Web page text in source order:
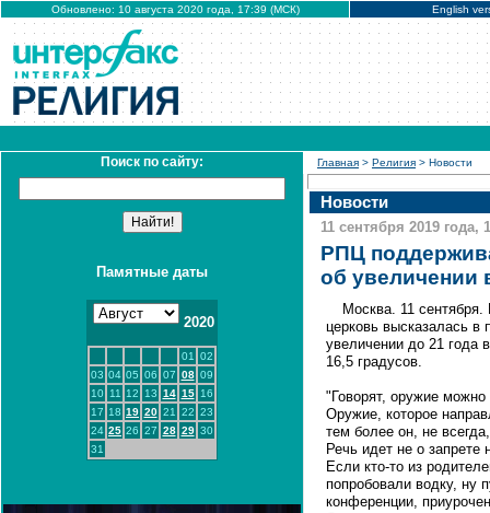
Обновлено: 10 августа 2020 года, 17:39 (МСК) English
Поиск по сайту:
Памятные даты
2020
01
02
03 04 05 06 07 08 09
10
11 12 13 14 15 16
17 18 19 20 21 22 23
24 25 26 27 28 29 30
31
Главная > Религия > Новости
Новости
11 сентября 2019 года,
РПЦ
об увеличении
Москва. 11
церковь высказалась в
увеличении до 21 года
16,5 градусов.
"Говорят, оружие
Оружие, которое
тем более он, не
Речь идет не о запрете
Если кто-то из
попробовали водку, ну
конференции,